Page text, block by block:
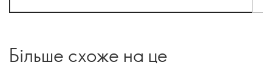
Більше схоже на це